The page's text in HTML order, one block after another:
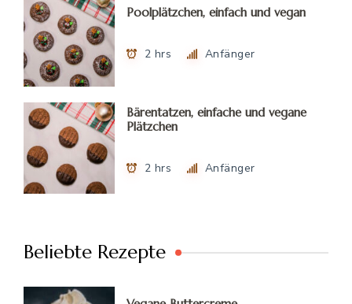
Poolplätzchen, einfach und vegan
2 hrs Anfänger
Bärentatzen, einfache und vegane
Plätzchen
2 hrs Anfänger
Beliebte Rezepte